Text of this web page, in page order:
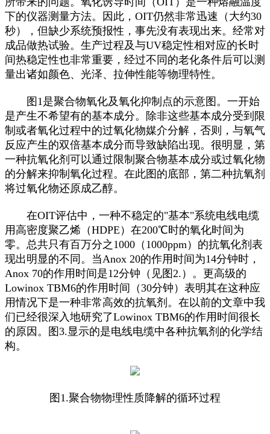
下的仪器测量方法。因此，OIT仍然非常迅速（大约30
秒），但缺少系统预报性，事先没有表现出来。经常对
成品做热试验。生产过程及与UV稳定性相对应的长时
间热稳定性也非常重要，经过不同的老化条件后可以测
量出诸如颜色、光泽、拉伸性能等物理特性。
图1是聚合物氧化及氧化抑制点的示意图。一开始
是产生不希望有的基本成分。除非这些基本成分受到限
制或者氧化过程中的过氧化物媒介分解，否则，与氧气
反应产生的双倍基本成分而导致缺陷出现。很明显，第
一种抗氧化剂可以通过限制聚合物基本成分或过氧化物
的分解来抑制氧化过程。在此图的底部，第二种抗氧剂
将过氧化物还原成乙醇。
在OIT评估中，一种不稳定的"基本"系统电线电缆
用高密度聚乙烯（HDPE）在200℃时的氧化时间为
零。总共只有百万分之1000（1000ppm）的抗氧化剂表
现出明显的不同。当Anox 20的作用时间为14分钟时，
Anox 70的作用时间是12分钟（见图2.）。更高级的
Lowinox TBM6的作用时间（30分钟）表明其在这种应
用情况下是一种非常高效的抗氧剂。在以前的文章中我
们已经很深入地研究了Lowinox TBM6的作用时间很长
的原因。图3.显示的是电线电缆中各种抗氧剂的化学结
构。
图1.聚合物物理性质降解的循环过程